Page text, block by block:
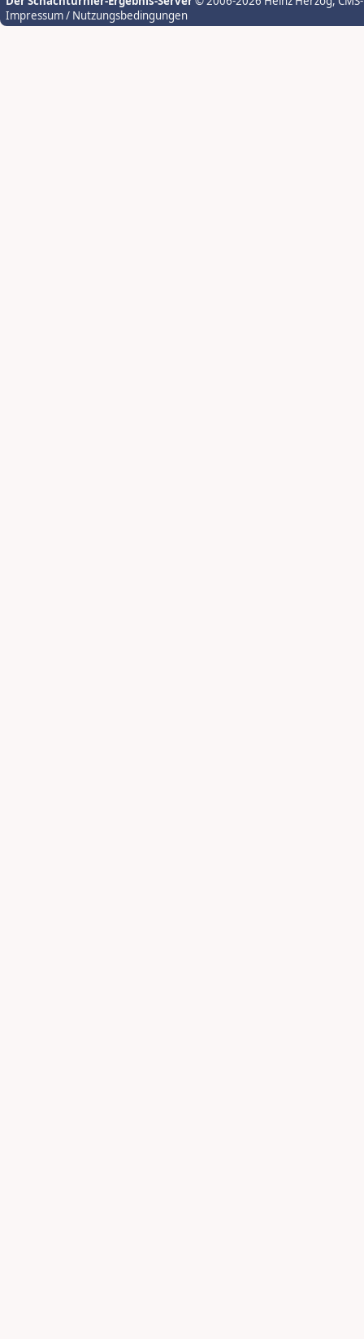
Impressum / Nutzungsbedingungen